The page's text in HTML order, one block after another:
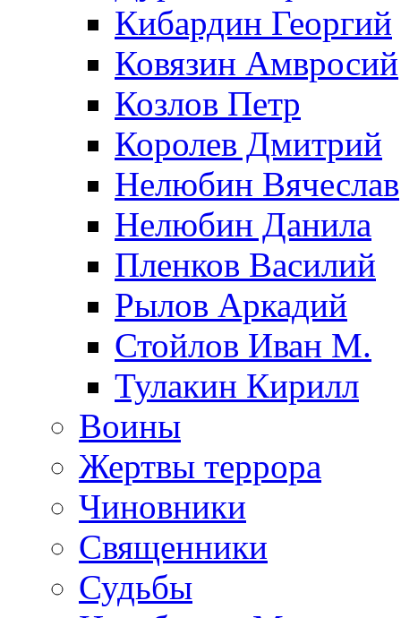
Кибардин Георгий
Ковязин Амвросий
Козлов Петр
Королев Дмитрий
Нелюбин Вячеслав
Нелюбин Данила
Пленков Василий
Рылов Аркадий
Стойлов Иван М.
Тулакин Кирилл
Воины
Жертвы террора
Чиновники
Священники
Судьбы